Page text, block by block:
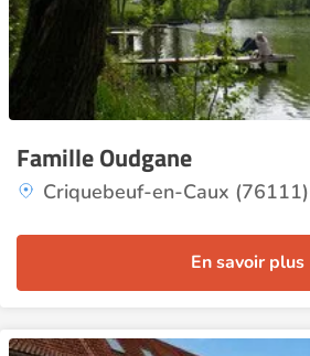
Famille Oudgane
Criquebeuf-en-Caux (76111)
En savoir plus